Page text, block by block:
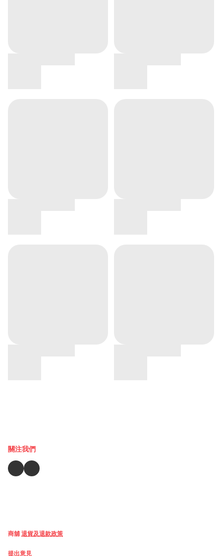
關注我們
商舖 退貨及退款政策
提出意見